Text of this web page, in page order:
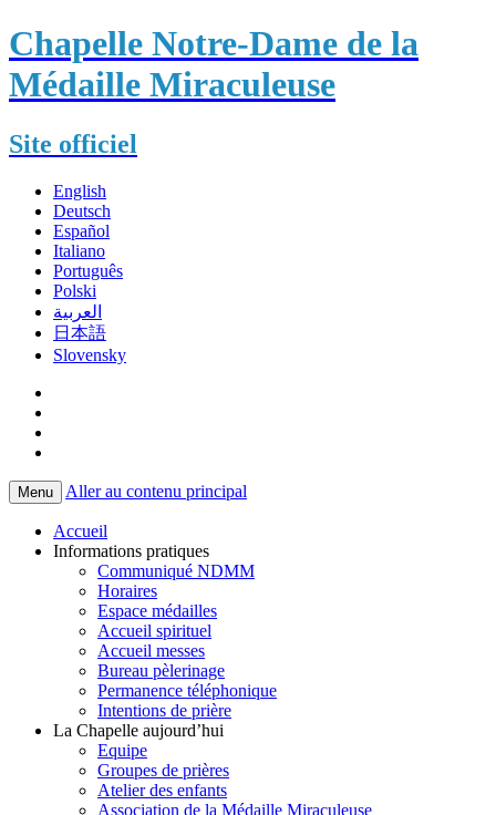
Chapelle Notre-Dame de la
Médaille Miraculeuse
Site officiel
English
Deutsch
Español
Italiano
Português
Polski
العربية
日本語
Slovensky
Menu Aller au contenu principal
Accueil
Informations pratiques
Communiqué NDMM
Horaires
Espace médailles
Accueil spirituel
Accueil messes
Bureau pèlerinage
Permanence téléphonique
Intentions de prière
La Chapelle aujourd’hui
Equipe
Groupes de prières
Atelier des enfants
Association de la Médaille Miraculeuse